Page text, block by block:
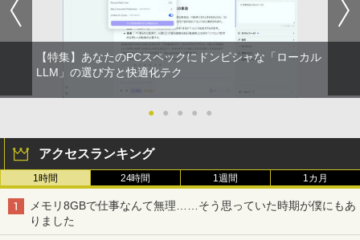
【特集】あなたのPCスペックにドンピシャな「ローカル
LLM」の選び方と快適化テク
● ● ● ● ●
アクセスランキング
1時間 24時間 1週間 1カ月
メモリ8GBで仕事なんて無理……そう思っていた時期が僕にもあ
りました